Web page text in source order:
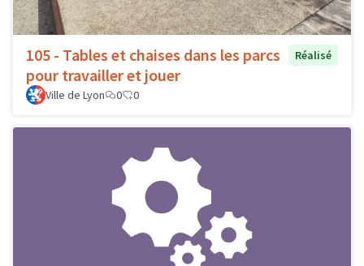
105 - Tables et chaises dans les parcs
pour travailler et jouer
Réalisé
Ville de Lyon 0 0